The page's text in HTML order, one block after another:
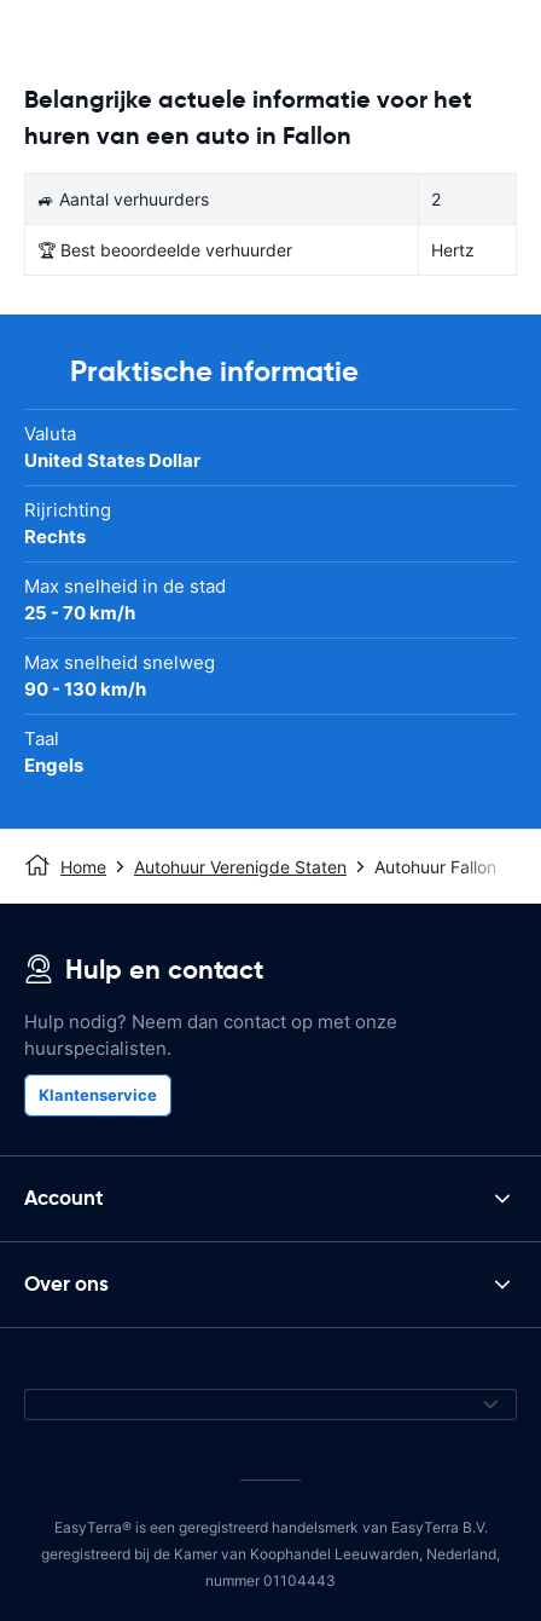
Belangrijke actuele informatie voor het
huren van een auto in Fallon
🚙 Aantal verhuurders 2
🏆 Best beoordeelde verhuurder Hertz
Praktische informatie
Valuta
United States Dollar
Rijrichting
Rechts
Max snelheid in de stad
25 - 70 km/h
Max snelheid snelweg
90 - 130 km/h
Taal
Engels
Home Autohuur Verenigde Staten Autohuur Fallon
Hulp en contact
Hulp nodig? Neem dan contact op met onze
huurspecialisten.
Klantenservice
Account
Over ons
EasyTerra® is een geregistreerd handelsmerk van EasyTerra B.V.
geregistreerd bij de Kamer van Koophandel Leeuwarden, Nederland,
nummer 01104443